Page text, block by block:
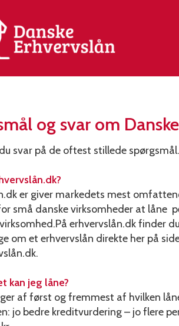
og svar om
svar på de oftest stillede spørgsmål.
er giver markedets mest
små danske virksomheder at låne
erhvervslån.dk finder
om et erhvervslån direkte her på
kan jeg låne?
af først og fremmest af hvilken
jo bedre kreditvurdering – jo flere